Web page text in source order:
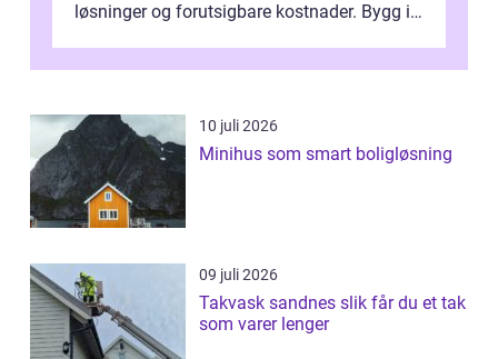
løsninger og forutsigbare kostnader. Bygg i
10 juli 2026
Minihus som smart boligløsning
09 juli 2026
Takvask sandnes slik får du et tak
som varer lenger